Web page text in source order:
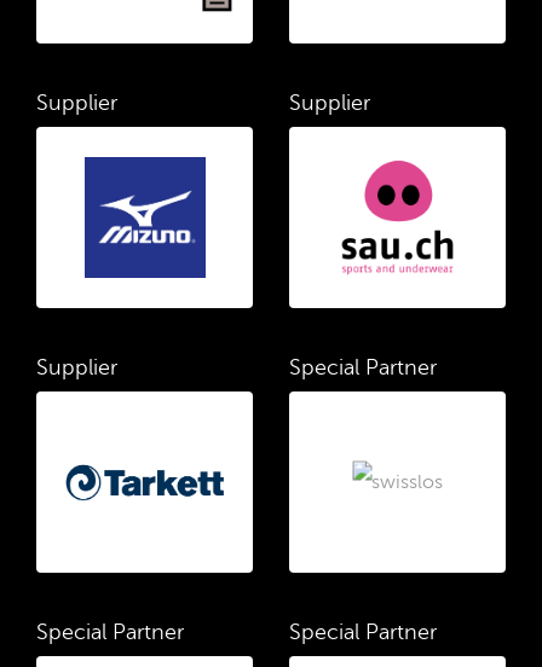
Supplier Supplier
Supplier Special Partner
Special Partner Special Partner